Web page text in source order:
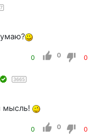
0 0 0
3665
мысль!
0 0 0